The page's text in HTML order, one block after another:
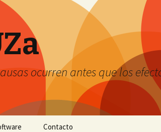
ocurren antes que los
Contacto